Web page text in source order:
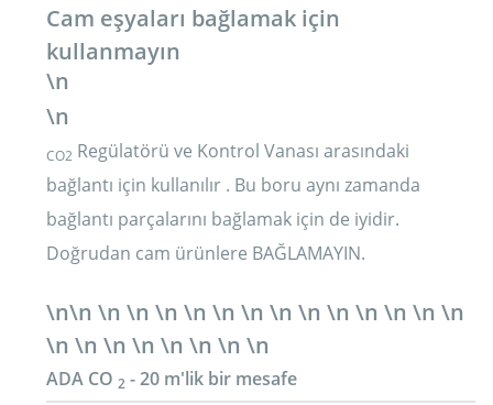
Cam eşyaları bağlamak için
kullanmayın
\n
\n
CO2 Regülatörü ve Kontrol Vanası arasındaki
bağlantı için kullanılır . Bu boru aynı zamanda
bağlantı parçalarını bağlamak için de iyidir.
Doğrudan cam ürünlere BAĞLAMAYIN.
\n\n \n \n \n \n \n \n \n \n \n \n \n \n \n
\n \n \n \n \n \n \n \n
ADA CO 2 - 20 m'lik bir mesafe